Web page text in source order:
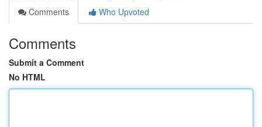
Comments
Who Upvoted
Comments
Submit a Comment
No HTML